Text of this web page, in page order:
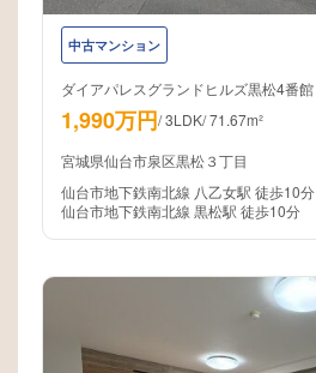
中古マンション
ダイアパレスグランドヒルズ黒松4番館
1,990万円/3LDK/71.67m²
宮城県仙台市泉区黒松３丁目
仙台市地下鉄南北線 八乙女駅 徒歩10分
仙台市地下鉄南北線 黒松駅 徒歩10分